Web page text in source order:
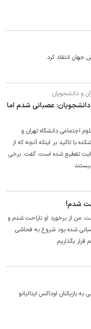
جهان انتقاد کرد.
و دانشجویان
عصبانی شدم اما
اجتماعی دانشگاه تهران و
با تاکید بر اینکه آنچه که از
تقطیع شده است، گفت: برخی
شدم!
من از برخورد او ناراحت شدم و
عصبانی شده بود شروع به فحاشی
بگذاریم.
بازیکنان اوداکس ایتالیانو